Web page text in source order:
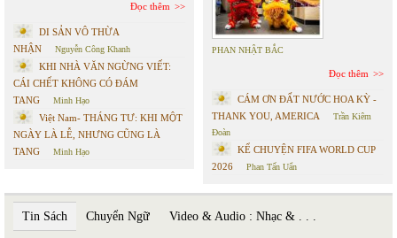
Đọc thêm
DI SẢN VÔ THỪA
NHẬN
Nguyễn Công Khanh
KHI NHÀ VĂN NGỪNG VIẾT:
CÁI CHẾT KHÔNG CÓ ĐÁM
TANG
Minh Hạo
Việt Nam- THÁNG TƯ: KHI MỘT
NGÀY LÀ LỄ, NHƯNG CŨNG LÀ
TANG
Minh Hạo
PHAN NHẬT BẮC
Đọc thêm
CÁM ƠN ĐẤT NƯỚC HOA KỲ -
THANK YOU, AMERICA
Trần Kiêm
Đoàn
KỂ CHUYỆN FIFA WORLD CUP
2026
Phan Tấn Uẩn
Tin Sách Chuyển Ngữ Video & Audio : Nhạc & . . .